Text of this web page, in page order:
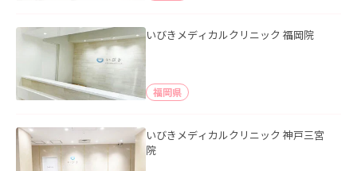
いびきメディカルクリニック 福岡院
福岡県
いびきメディカルクリニック 神戸三宮
院